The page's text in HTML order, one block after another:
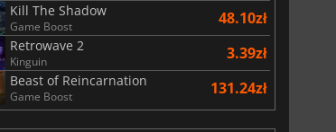
Kill The Shadow
Game Boost 48.10zł
Retrowave 2
Kinguin 3.39zł
Beast of Reincarnation
Game Boost 131.24zł